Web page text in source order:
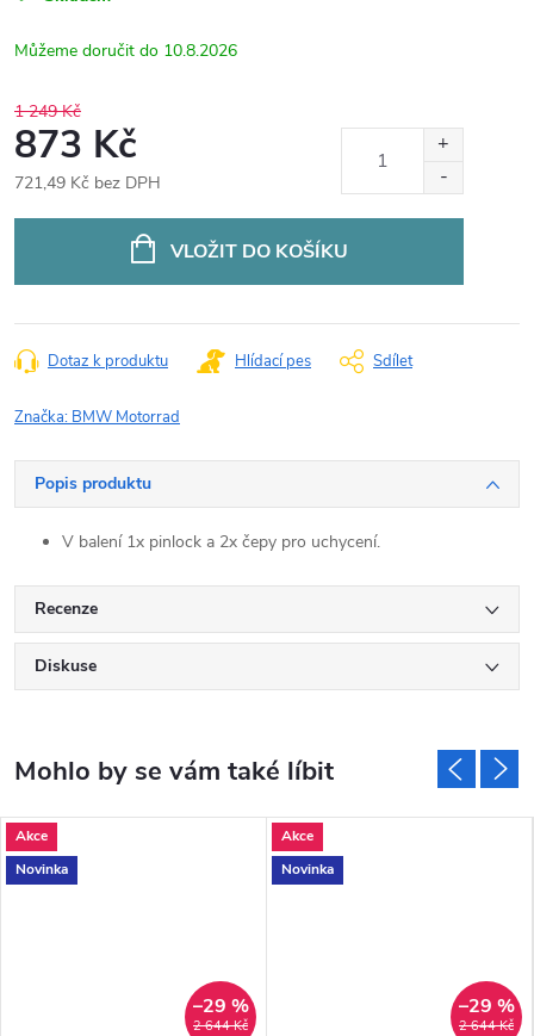
10.8.2026
1 249 Kč
873 Kč
721,49 Kč bez DPH
VLOŽIT DO KOŠÍKU
Dotaz k produktu Hlídací pes Sdílet
Značka: BMW Motorrad
Popis produktu
V balení 1x pinlock a 2x čepy pro uchycení.
Recenze
Diskuse
Akce
Novinka
2 644 Kč
–29 %
Akce
Novinka
2 644 Kč
–29 %